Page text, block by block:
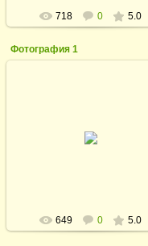
718 0 5.0
Фотография 1
649 0 5.0